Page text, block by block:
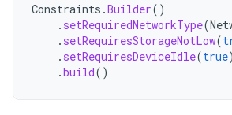
Constraints .Builder()
. setRequiredNetworkType(
. setRequiresStorageNotLow(
. setRequiresDeviceIdle(true)
.build()